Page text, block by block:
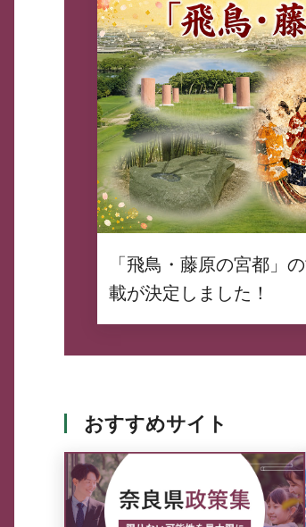
「飛鳥・藤原の宮都」
載が決定しました！
おすすめサイト